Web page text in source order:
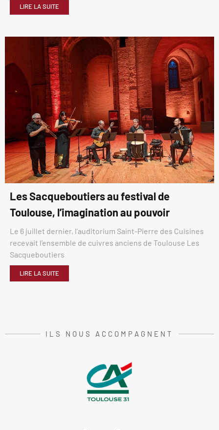
LIRE LA SUITE
Les Sacqueboutiers au festival de
Toulouse, l’imagination au pouvoir
Le 6 juillet dernier, l’auditorium Saint-Pierre des Cuisines
recevait l’ensemble de cuivres anciens de Toulouse Les
Sacqueboutiers
LIRE LA SUITE
ILS NOUS ACCOMPAGNENT